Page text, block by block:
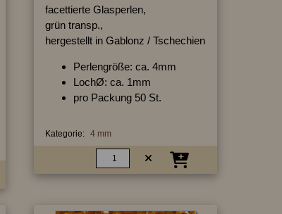
facettierte Glasperlen,
grün transp.,
hergestellt in Gablonz / Tschechien
Perlengröße: ca. 4mm
LochØ: ca. 1mm
pro Packung 50 St.
Kategorie: 4 mm